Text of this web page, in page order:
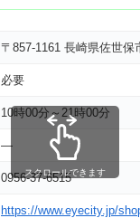
〒857-1161 長崎県佐世
必要
10時00分～21時00分
―
0956-37-6515
https://www.eyecity.jp/
スクロールできます